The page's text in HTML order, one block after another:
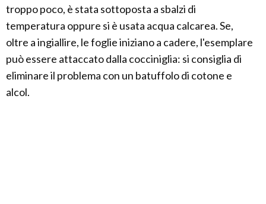
troppo poco, è stata sottoposta a sbalzi di
temperatura oppure si è usata acqua calcarea. Se,
oltre a ingiallire, le foglie iniziano a cadere, l'esemplare
può essere attaccato dalla cocciniglia: si consiglia di
eliminare il problema con un batuffolo di cotone e
alcol.